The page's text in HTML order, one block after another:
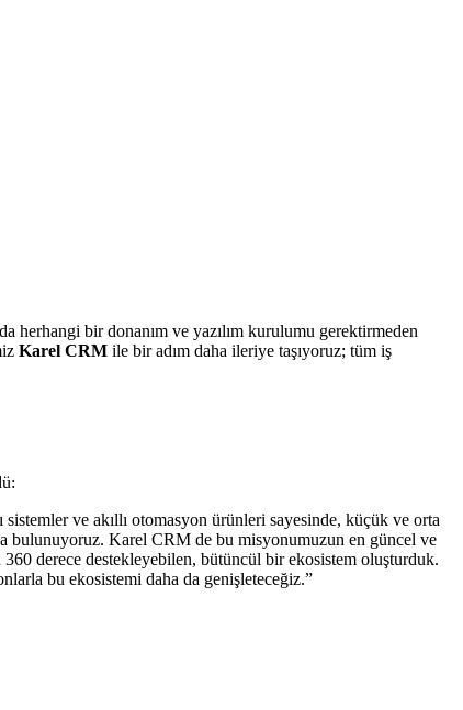
herhangi bir donanım ve yazılım kurulumu gerektirmeden
Karel CRM ile bir adım daha ileriye taşıyoruz; tüm iş
ve akıllı otomasyon ürünleri sayesinde, küçük ve orta
bulunuyoruz. Karel CRM de bu misyonumuzun en güncel ve
derece destekleyebilen, bütüncül bir ekosistem oluşturduk.
bu ekosistemi daha da genişleteceğiz.”